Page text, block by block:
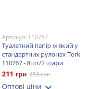
Артикул: 110767
Туалетний папір м'який у
стандартних рулонах Tork
110767 - 8шт/2 шари
211 грн 253 грн
Оптові ціни